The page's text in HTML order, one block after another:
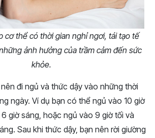
cơ thể có thời gian nghỉ ngơi, tái tạo tế
ảnh hưởng của trầm cảm đến sức
khỏe.
đi ngủ và thức dậy vào những thời
ngày. Ví dụ bạn có thể ngủ vào 10 giờ
giờ sáng, hoặc ngủ vào 9 giờ tối và
Sau khi thức dậy, bạn nên rời giường